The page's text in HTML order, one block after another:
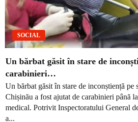
SOCIAL
Un bărbat găsit în stare de
carabinieri…
Un bărbat găsit în stare de inconștiență
Chișinău a fost ajutat de carabinieri până
medical. Potrivit Inspectoratului General
a...